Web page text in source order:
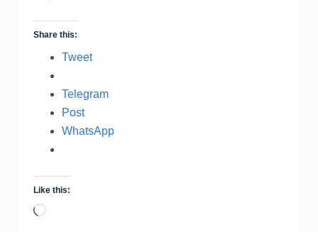
Share this:
Tweet
Telegram
Post
WhatsApp
Like this:
Loading…